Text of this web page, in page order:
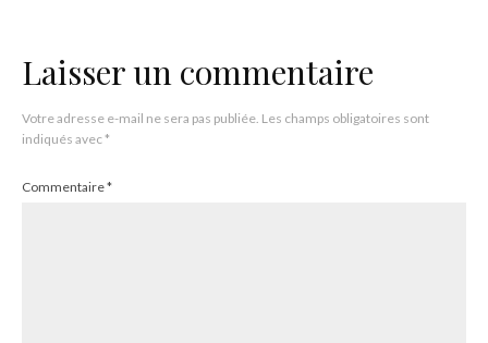
Laisser un commentaire
Votre adresse e-mail ne sera pas publiée. Les champs obligatoires sont
indiqués avec*
Commentaire*